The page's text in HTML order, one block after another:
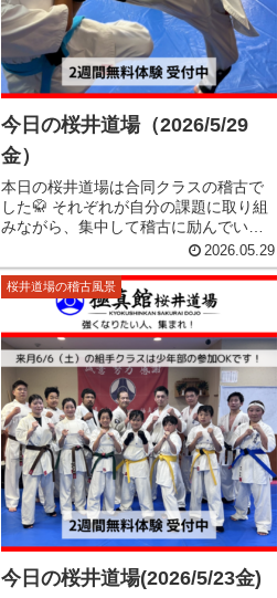
今日の桜井道場（2026/5/29
金）
本日の桜井道場は合同クラスの稽古で
した🥋 それぞれが自分の課題に取り組
みながら、集中して稽古に励んでいま
した。 極真館奈良県北支部 桜井道場で
は、2週間無料体験を受付中です✨ 空手
を通じて礼儀や集中力、強い心と体を
育てていきましょう！ 見学...
2026.05.29
桜井道場の稽古風景
今日の桜井道場(2026/5/23金)